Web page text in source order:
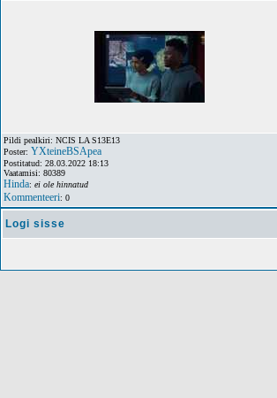
Pildi pealkiri: NCIS LA S13E13
Poster: YXteineBSApea
Postitatud: 28.03.2022 18:13
Vaatamisi: 80389
Hinda: ei ole hinnatud
Kommenteeri: 0
Logi sisse